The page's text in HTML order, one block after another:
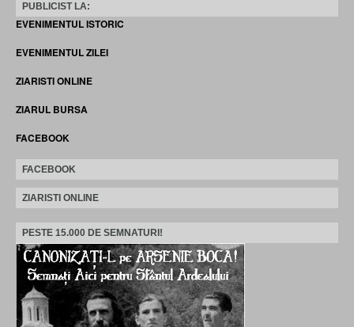
PUBLICIST LA:
EVENIMENTUL ISTORIC
EVENIMENTUL ZILEI
ZIARISTI ONLINE
ZIARUL BURSA
FACEBOOK
FACEBOOK
ZIARISTI ONLINE
PESTE 15.000 DE SEMNATURI!